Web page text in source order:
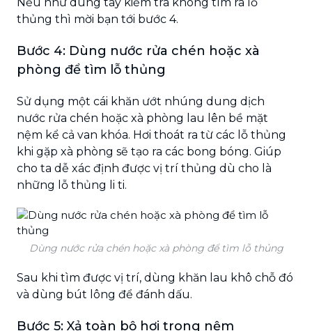
thủng thì mời bạn tới bước 4.
Bước 4: Dùng nước rửa chén hoặc xà
phòng để tìm lỗ thủng
Sử dụng một cái khăn ướt nhúng dung dịch
nước rửa chén hoặc xà phòng lau lên bề mặt
nệm kể cả van khóa. Hơi thoát ra từ các lỗ thủng
khi gặp xà phòng sẽ tạo ra các bong bóng. Giúp
cho ta dễ xác định được vị trí thủng dù cho là
những lỗ thủng li ti.
Dùng nước rửa chén hoặc xà phòng để tìm lỗ thủng
Sau khi tìm được vị trí, dùng khăn lau khô chỗ đó
và dùng bút lông để đánh dấu.
Bước 5: Xả toàn bộ hơi trong nệm